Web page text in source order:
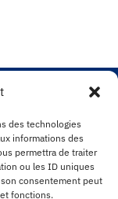
des technologies
informations des
permettra de traiter
ou les ID uniques
consentement peut
fonctions.